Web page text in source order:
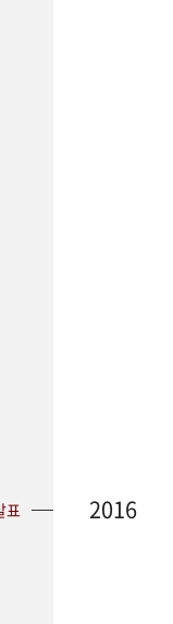
표 2016